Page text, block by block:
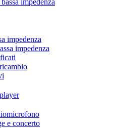
impedenza
impedenza
impedenza
e concerto